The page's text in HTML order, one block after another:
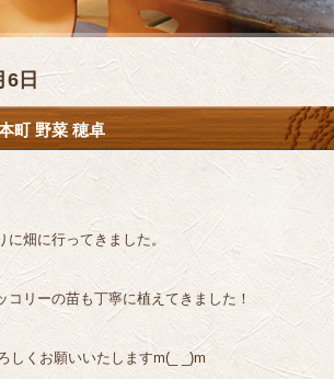
6日
町 野菜 穂卓
畑に行ってきました。
リーの苗も丁寧に植えてきました！
しくお願いいたしますm(_ _)m